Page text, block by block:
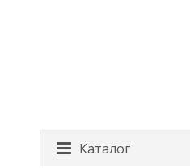
Каталог